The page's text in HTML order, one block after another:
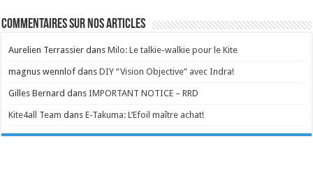
Commentaires sur nos articles
Aurelien Terrassier dansMilo: Le talkie-walkie pour le Kite
magnus wennlof dansDIY “Vision Objective” avec Indra!
Gilles Bernard dansIMPORTANT NOTICE – RRD
Kite4all Team dansE-Takuma: L’Efoil maître achat!